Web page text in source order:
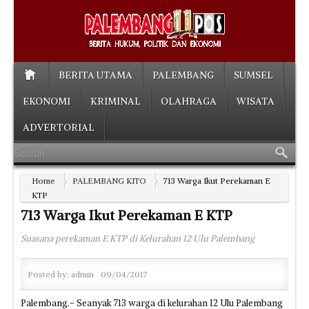
BERITA UTAMA PALEMBANG SUMSEL
EKONOMI KRIMINAL OLAHRAGA WISATA
ADVERTORIAL
Home PALEMBANG KITO
713 Warga Ikut Perekaman E
KTP
713 Warga Ikut Perekaman E KTP
Suasana perekaman E KTP di Kelurahan 12 Ulu Palembang
Posted by: admin 09/04/2017
Palembang.- Seanyak 713 warga di kelurahan 12 Ulu Palembang